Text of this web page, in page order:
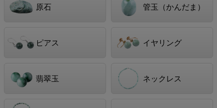
原石 管玉（かんだま）
ピアス イヤリング
翡翠玉 ネックレス